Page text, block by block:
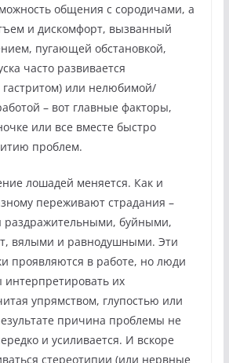
общения с сородичами, а
и дискомфорт, вызванный
пугающей обстановкой,
часто развивается
или нелюбимой/
– вот главные факторы,
или все вместе быстро
проблем.
лошадей меняется. Как и
переживают страдания –
раздражительными, буйными,
вялыми и равнодушными. Эти
проявляются в работе, но люди
их
упрямством, глупостью или
причина проблемы не
и усиливается. И вскоре
стереотипии (или нервные